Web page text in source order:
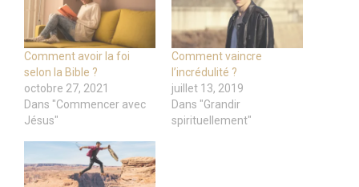
Comment avoir la foi
selon la Bible ?
octobre 27, 2021
Dans "Commencer avec
Jésus"
Comment vaincre
l’incrédulité ?
juillet 13, 2019
Dans "Grandir
spirituellement"